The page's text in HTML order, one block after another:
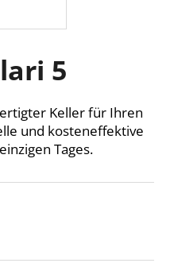
5
Keller für Ihren
und kosteneffektive
Tages.